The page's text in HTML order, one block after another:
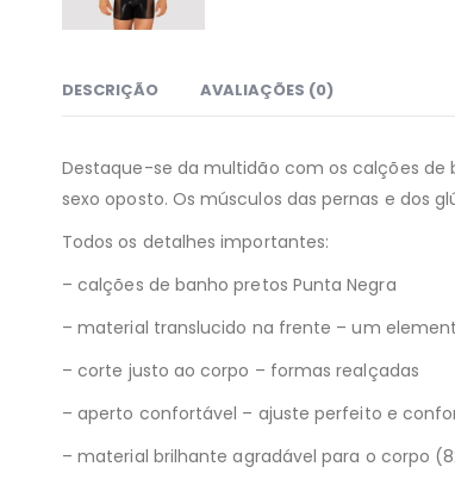
DESCRIÇÃO AVALIAÇÕES (0)
Destaque-se da multidão com os calções de
sexo oposto. Os músculos das pernas e dos
Todos os detalhes importantes:
– calções de banho pretos Punta Negra
– material translucido na frente – um
– corte justo ao corpo – formas realçadas
– aperto confortável – ajuste perfeito e
– material brilhante agradável para o corpo